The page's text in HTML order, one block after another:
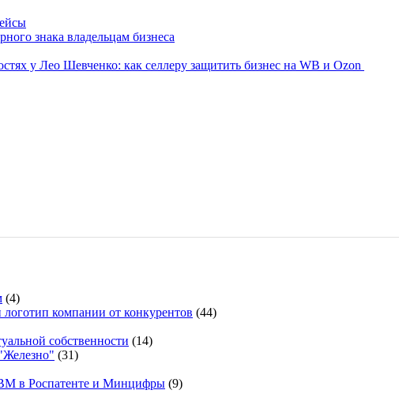
знака владельцам бизнеса
у Лео Шевченко: как селлеру защитить бизнес на WB и Ozon
(4)
компании от конкурентов (44)
собственности (14)
(31)
в Роспатенте и Минцифры (9)